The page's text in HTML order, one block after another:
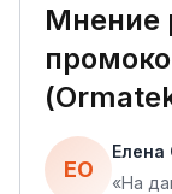
Мнение
ЕО
Елена
«На